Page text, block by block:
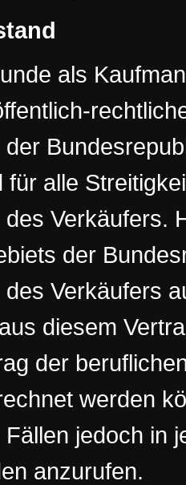
als
der
für alle
Verkäufers.
der
Verkäufers
diesem
der
werden
jedoch in
anzurufen.